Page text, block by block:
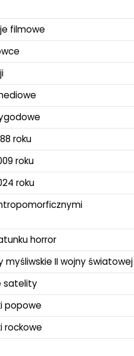
filmowe
roku
roku
roku
horror
II wojny światowej
satelity
popowe
rockowe